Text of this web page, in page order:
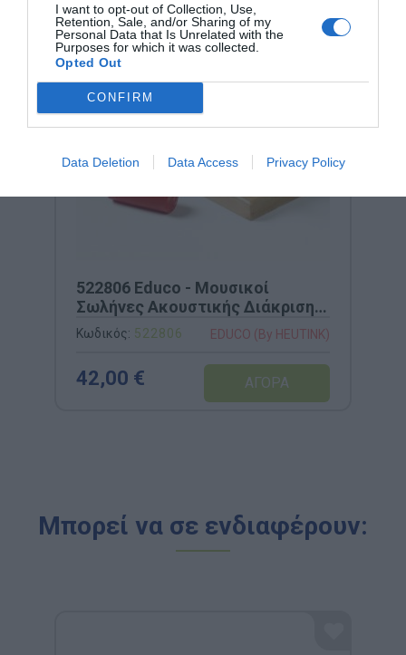
I want to opt-out of Collection, Use,
Retention, Sale, and/or Sharing of my
Personal Data that Is Unrelated with the
Purposes for which it was collected.
Opted Out
CONFIRM
Data Deletion Data Access Privacy Policy
522806 Educo - Μουσικοί
Σωλήνες Ακουστικής Διάκρισης
(Σετ 12 τμχ)
Κωδικός: 522806 EDUCO (By HEUTINK)
42,00 €
Μπορεί να σε ενδιαφέρουν: